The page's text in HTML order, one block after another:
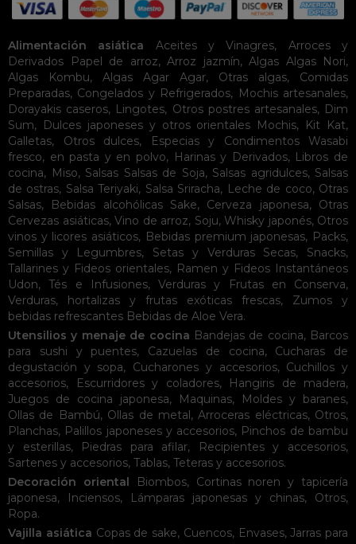
Alimentación asiática Aceites y Vinagres, Arroces y
Derivados
Papel de arroz, Arroz jazmín, Algas Algas Nori,
Algas Kombu, Algas Agar Agar, Otras algas, Comidas
Preparadas, Congelados y Refrigerados, Mochis artesanales,
Dorayakis caseros, Lingotes, Otros postres artesanales, Dim
Sum, Dulces japoneses y otros orientales Mochis, Kit Kat,
Galletas, Otros dulces, Especias y Condimentos
Wasabi
fresco, en pasta y en polvo, Harinas y Derivados, Libros de
cocina, Miso, Salsas Salsas de Soja, Salsas agridulces, Salsas
de ostras, Salsa Teriyaki, Salsa Sriracha, Leche de coco, Otras
Salsas, Bebidas alcohólicas Sake, Cerveza japonesa, Otras
Cervezas asiáticas, Vino de arroz, Soju, Whisky japonés, Otros
vinos y licores asiáticos, Bebidas premium japonesas, Packs,
Semillas y Legumbres, Setas y Verduras Secas, Snacks,
Tallarines y Fideos orientales, Ramen y Fideos Instantáneos
Udon,Tés e Infusiones, Verduras y Frutas en Conserva,
Verduras, hortalizas y frutas exóticas frescas, Zumos y
bebidas refrescantes Bebidas de Aloe Vera.
Utensilios y menaje de cocina Bandejas de cocina, Barcos
para sushi y puentes, Cazuelas de cocina, Cucharas de
degustación y sopa, Cucharones y accesorios, Cuchillos y
accesorios, Escurridores y coladores, Hangiris de madera,
Juegos de cocina japonesa, Maquinas, Moldes y baranes,
Ollas de Bambú, Ollas de metal,Arroceras eléctricas, Otros,
Planchas, Palillos japoneses y accesorios, Pinchos de bambu
y esterillas, Piedras para afilar, Recipientes y accesorios,
Sartenes y accesorios, Tablas, Teteras y accesorios.
Decoración oriental
Biombos, Cortinas noren y tapicería
japonesa, Inciensos, Lámparas japonesas y chinas, Otros,
Ropa.
Vajilla asiática Copas de sake, Cuencos, Envases,Jarras para